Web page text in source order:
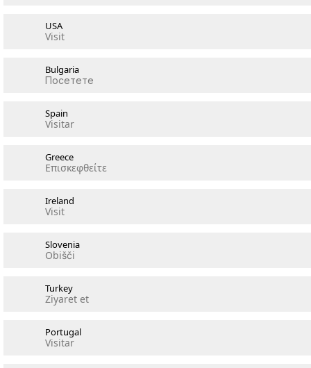
USA
Visit
Bulgaria
Посетете
Spain
Visitar
Greece
Επισκεφθείτε
Ireland
Visit
Slovenia
Obišči
Turkey
Ziyaret et
Portugal
Visitar